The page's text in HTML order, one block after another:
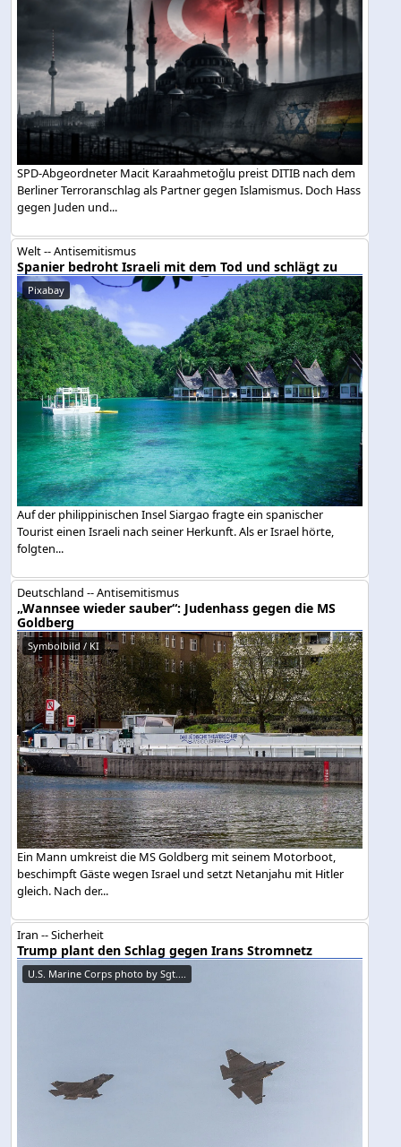
SPD-Abgeordneter Macit Karaahmetoğlu preist DITIB nach dem
Berliner Terroranschlag als Partner gegen Islamismus. Doch Hass
gegen Juden und...
Welt -- Antisemitismus
Spanier bedroht Israeli mit dem Tod und schlägt zu
Pixabay
Auf der philippinischen Insel Siargao fragte ein spanischer
Tourist einen Israeli nach seiner Herkunft. Als er Israel hörte,
folgten...
Deutschland -- Antisemitismus
„Wannsee wieder sauber“: Judenhass gegen die MS
Goldberg
Symbolbild / KI
Ein Mann umkreist die MS Goldberg mit seinem Motorboot,
beschimpft Gäste wegen Israel und setzt Netanjahu mit Hitler
gleich. Nach der...
Iran -- Sicherheit
Trump plant den Schlag gegen Irans Stromnetz
U.S. Marine Corps photo by Sgt....